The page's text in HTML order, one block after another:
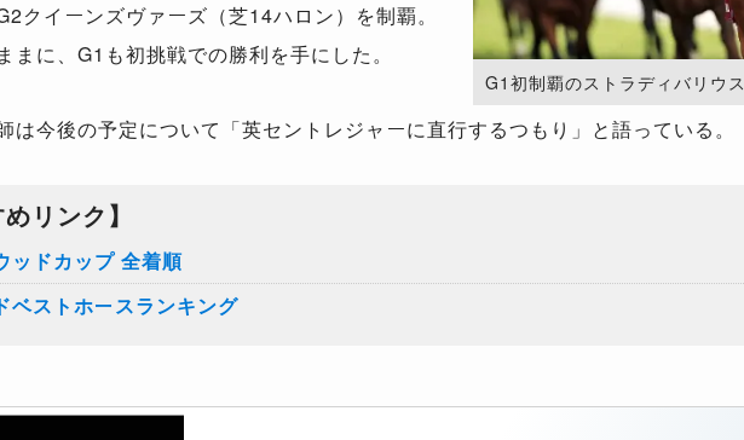
G1初制覇のストラディバリウ
クイーンズヴァーズ（芝14ハロン）を制覇。
まに、G1も初挑戦での勝利を手にした。
は今後の予定について「英セントレジャーに直行するつもり」と語っている。
リンク】
ッドカップ 全着順
ベストホースランキング